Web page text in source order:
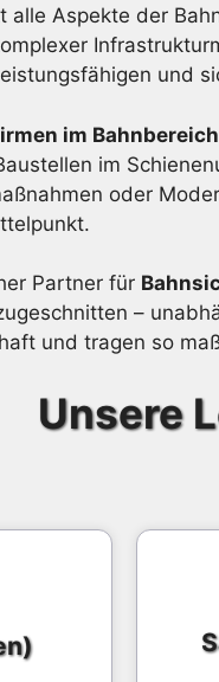
Aspekte der
und
im Bahnbereich
im
oder
Partner für
–
und tragen so
Unsere